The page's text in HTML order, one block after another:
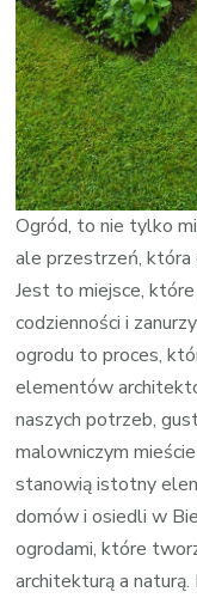
Ogród, to nie tylko
ale przestrzeń, która
Jest to miejsce,
codzienności i
ogrodu to proces,
elementów
naszych potrzeb,
malowniczym
stanowią istotny
domów i osiedli w
ogrodami, które
architekturą a